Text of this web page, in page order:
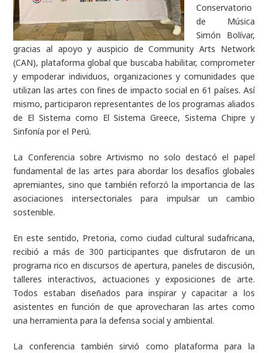
Conservatorio
de Música
Simón Bolívar,
gracias al apoyo y auspicio de Community Arts Network
(CAN), plataforma global que buscaba habilitar, comprometer
y empoderar individuos, organizaciones y comunidades que
utilizan las artes con fines de impacto social en 61 países. Así
mismo, participaron representantes de los programas aliados
de El Sistema como El Sistema Greece, Sistema Chipre y
Sinfonía por el Perú.
La Conferencia sobre Artivismo no solo destacó el papel
fundamental de las artes para abordar los desafíos globales
apremiantes, sino que también reforzó la importancia de las
asociaciones intersectoriales para impulsar un cambio
sostenible.
En este sentido, Pretoria, como ciudad cultural sudafricana,
recibió a más de 300 participantes que disfrutaron de un
programa rico en discursos de apertura, paneles de discusión,
talleres interactivos, actuaciones y exposiciones de arte.
Todos estaban diseñados para inspirar y capacitar a los
asistentes en función de que aprovecharan las artes como
una herramienta para la defensa social y ambiental.
La conferencia también sirvió como plataforma para la